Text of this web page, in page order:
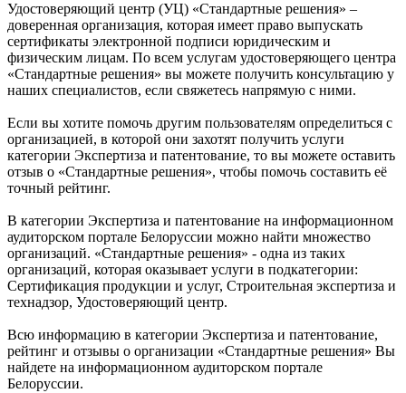
Удостоверяющий центр (УЦ) «Стандартные решения» –
доверенная организация, которая имеет право выпускать
сертификаты электронной подписи юридическим и
физическим лицам. По всем услугам удостоверяющего центра
«Стандартные решения» вы можете получить консультацию у
наших специалистов, если свяжетесь напрямую с ними.
Если вы хотите помочь другим пользователям определиться с
организацией, в которой они захотят получить услуги
категории Экспертиза и патентование, то вы можете оставить
отзыв о «Стандартные решения», чтобы помочь составить её
точный рейтинг.
В категории Экспертиза и патентование на информационном
аудиторском портале Белоруссии можно найти множество
организаций. «Стандартные решения» - одна из таких
организаций, которая оказывает услуги в подкатегории:
Сертификация продукции и услуг, Строительная экспертиза и
технадзор, Удостоверяющий центр.
Всю информацию в категории Экспертиза и патентование,
рейтинг и отзывы о организации «Стандартные решения» Вы
найдете на информационном аудиторском портале
Белоруссии.